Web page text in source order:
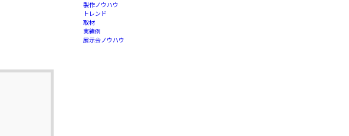
製作ノウハウ
トレンド
取材
実績例
展示会ノウハウ